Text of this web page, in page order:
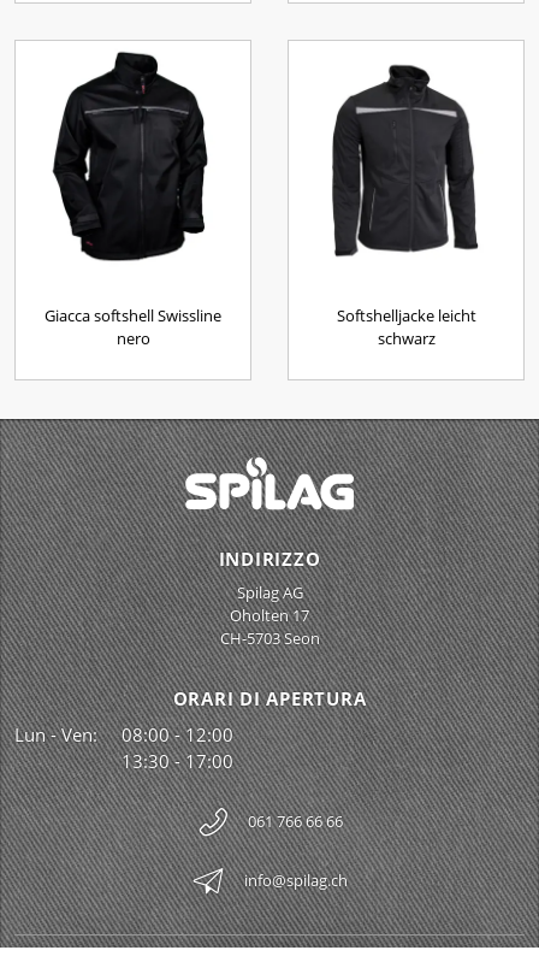
Giacca softshell Swissline
nero
Softshelljacke leicht
schwarz
INDIRIZZO
Spilag AG
Oholten 17
CH-5703 Seon
ORARI DI APERTURA
Lun - Ven:
08:00 - 12:00
13:30 - 17:00
061 766 66 66
info@spilag.ch